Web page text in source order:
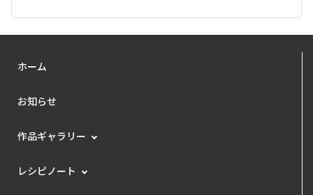
ホーム
お知らせ
作品ギャラリー
レシピノート